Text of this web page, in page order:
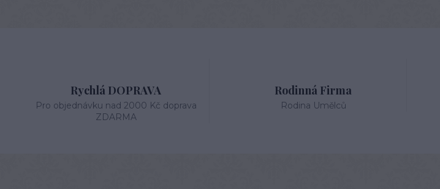
Rychlá DOPRAVA
Pro objednávku nad 2000 Kč doprava
ZDARMA
Rodinná Firma
Rodina Umělců